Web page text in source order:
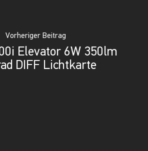
Vorheriger Beitrag
Elevator 6W 350lm
DIFF Lichtkarte